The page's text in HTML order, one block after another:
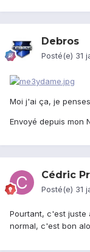
Debros
Posté(e) 31
Moi j'ai ça, je
Envoyé depuis mon
Cédric
Posté(e) 31
Pourtant, c'est juste
normal, c'est bon